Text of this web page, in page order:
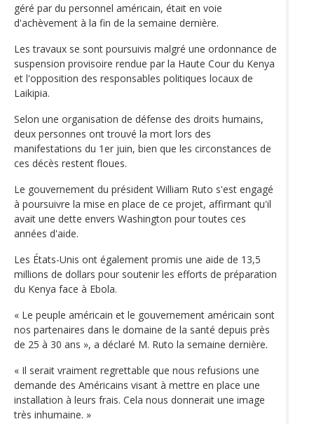
géré par du personnel américain, était en voie
d'achèvement à la fin de la semaine dernière.
Les travaux se sont poursuivis malgré une ordonnance de
suspension provisoire rendue par la Haute Cour du Kenya
et l'opposition des responsables politiques locaux de
Laikipia.
Selon une organisation de défense des droits humains,
deux personnes ont trouvé la mort lors des
manifestations du 1er juin, bien que les circonstances de
ces décès restent floues.
Le gouvernement du président William Ruto s'est engagé
à poursuivre la mise en place de ce projet, affirmant qu'il
avait une dette envers Washington pour toutes ces
années d'aide.
Les États-Unis ont également promis une aide de 13,5
millions de dollars pour soutenir les efforts de préparation
du Kenya face à Ebola.
« Le peuple américain et le gouvernement américain sont
nos partenaires dans le domaine de la santé depuis près
de 25 à 30 ans », a déclaré M. Ruto la semaine dernière.
« Il serait vraiment regrettable que nous refusions une
demande des Américains visant à mettre en place une
installation à leurs frais. Cela nous donnerait une image
très inhumaine. »